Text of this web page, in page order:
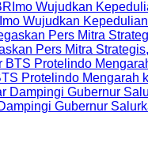
Wujudkan
Pers Mitra
Protelindo
Gubernur